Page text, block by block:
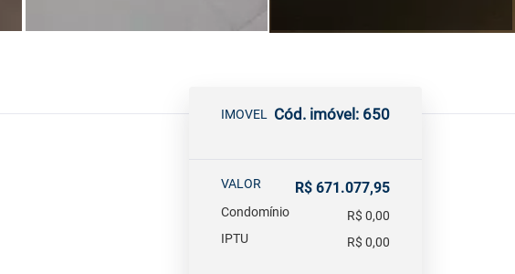
IMOVEL Cód. imóvel: 650
VALOR R$ 671.077,95
Condomínio
R$ 0,00
IPTU
R$ 0,00